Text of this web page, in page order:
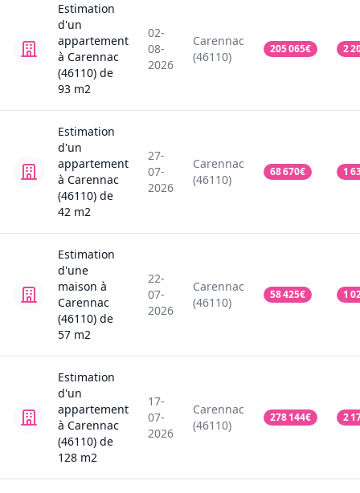
Estimation
d'un
appartement
à Carennac
(46110) de
93 m2
02-
08-
2026
Carennac
(46110)
205 065€ 2
Estimation
d'un
appartement
à Carennac
(46110) de
42 m2
27-
07-
2026
Carennac
(46110)
68 670€ 1
Estimation
d'une
maison à
Carennac
(46110) de
57 m2
22-
07-
2026
Carennac
(46110)
58 425€ 1
Estimation
d'un
appartement
à Carennac
(46110) de
128 m2
17-
07-
2026
Carennac
(46110)
278 144€ 2